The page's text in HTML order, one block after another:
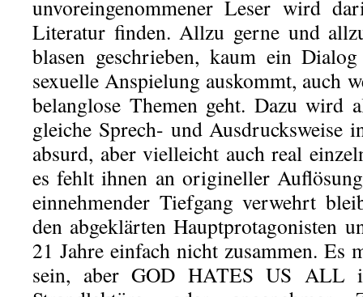
unvoreingenommener Leser wird
Literatur finden. Allzu gerne und
blasen geschrieben, kaum ein
sexuelle Anspielung auskommt, auch
belanglose Themen geht. Dazu wird
gleiche Sprech- und Ausdrucksweise
absurd, aber vielleicht auch real
es fehlt ihnen an origineller
einnehmender Tiefgang verwehrt
den abgeklärten Hauptprotagonisten
21 Jahre einfach nicht zusammen. Es
sein, aber GOD HATES US ALL